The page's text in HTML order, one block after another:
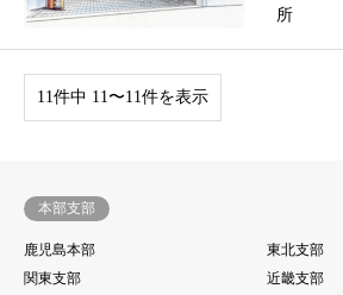
所
11件中 11〜11件を表示
本部支部
鹿児島本部
東北支部
関東支部
近畿支部